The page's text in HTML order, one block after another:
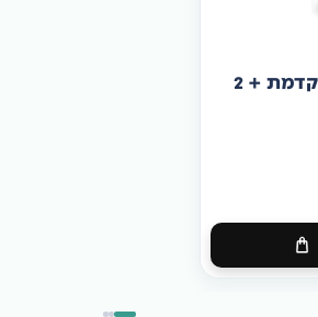
קונסולת גיימינג מתקדמת + 2